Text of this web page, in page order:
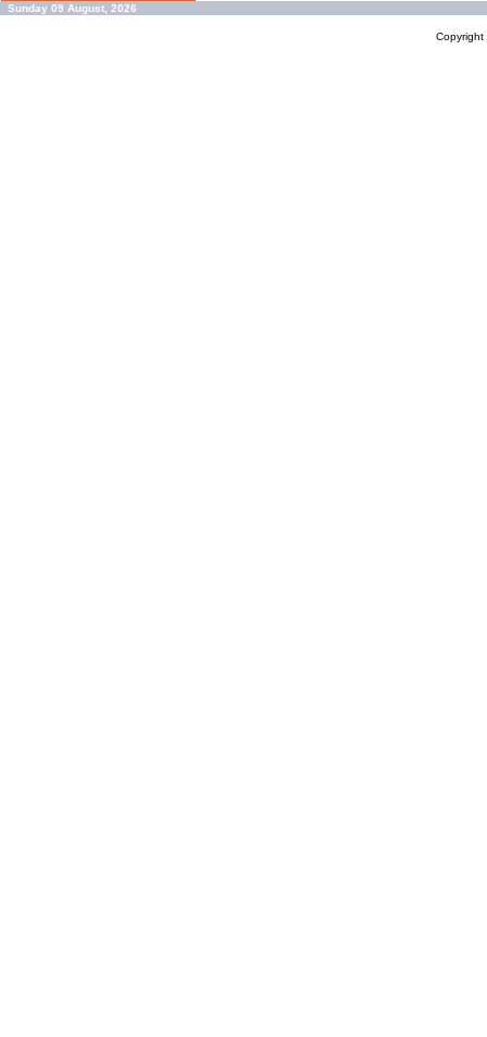
Sunday 09 August, 2026